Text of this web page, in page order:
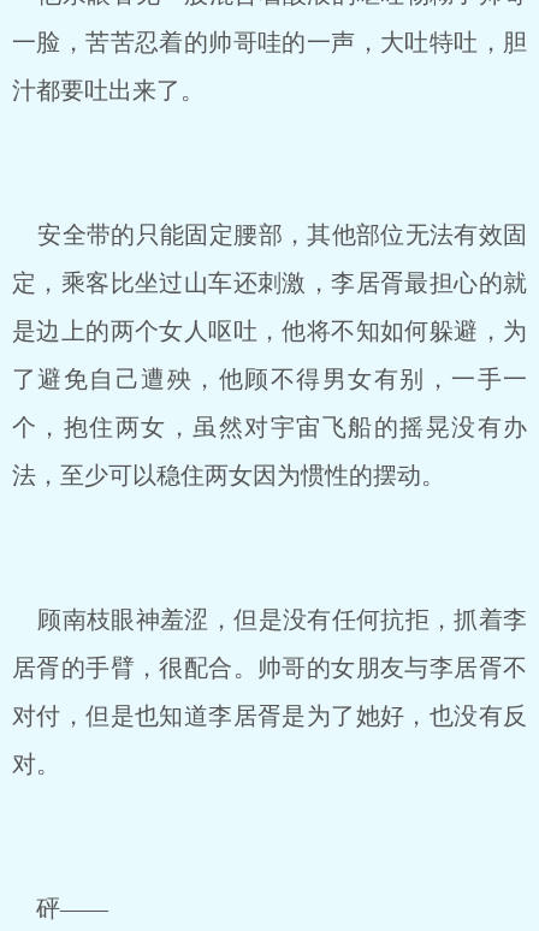
一脸，苦苦忍着的帅哥哇的一声，大吐特吐，胆
汁都要吐出来了。
安全带的只能固定腰部，其他部位无法有效固
定，乘客比坐过山车还刺激，李居胥最担心的就
是边上的两个女人呕吐，他将不知如何躲避，为
了避免自己遭殃，他顾不得男女有别，一手一
个，抱住两女，虽然对宇宙飞船的摇晃没有办
法，至少可以稳住两女因为惯性的摆动。
顾南枝眼神羞涩，但是没有任何抗拒，抓着李
居胥的手臂，很配合。帅哥的女朋友与李居胥不
对付，但是也知道李居胥是为了她好，也没有反
对。
砰——